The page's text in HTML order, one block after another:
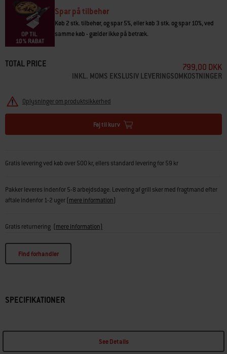
vendbar dampbakke og fade (2). *LUMIN er et varemærke tilhørende
Weber-Stephen Products LLC og afventer registreringer eller ansøgninger i
USA og andre lande.
• Transformér din grill om til en elektrisk smoker, og tilbered
• Tilbered mad på grillen, og hold den varm med to fade
• Damp fisk og skaldyr på hele grilloverfladen
Spar på tilbehør
Køb 2 stk. tilbehør, og spar 5%, eller køb 3 stk. og spar 10%, ved
samme køb - gælder ikke på betræk.
TOTAL PRICE 799,00 DKK
INKL. MOMS EKSLUSIV LEVERINGSOMKOSTNINGER
Oplysninger om produktsikkerhed
Føj til kurv
Gratis levering ved køb over 500 kr, ellers standard levering for 59 kr
Pakker leveres indenfor 5-8 arbejdsdage. Levering af grill sker med fragtmand efter
aftale indenfor 1-2 uger(mere information)
Gratis returnering (mere information)
Find forhandler
SPECIFIKATIONER
See Details